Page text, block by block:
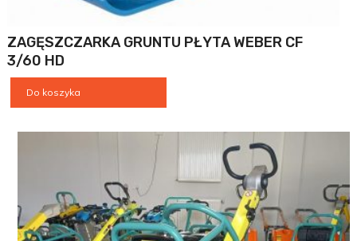
ZAGĘSZCZARKA GRUNTU PŁYTA WEBER CF
3/60 HD
Do koszyka